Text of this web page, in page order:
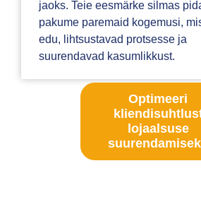
jaoks. Teie eesmärke silmas
pakume paremaid kogemusi,
edu, lihtsustavad protsesse ja
suurendavad kasumlikkust.
Optimeeri
lojaalsuse